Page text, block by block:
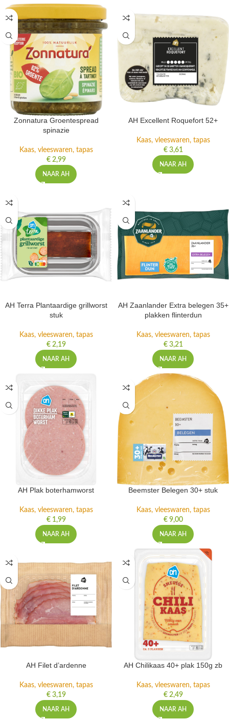
Zonnatura Groentespread
spinazie
Kaas, vleeswaren, tapas
€2,99
NAAR AH
AH Excellent Roquefort 52+
Kaas, vleeswaren, tapas
€3,61
NAAR AH
AH Terra Plantaardige grillworst
stuk
Kaas, vleeswaren, tapas
€2,19
NAAR AH
AH Zaanlander Extra belegen 35+
plakken flinterdun
Kaas, vleeswaren, tapas
€3,21
NAAR AH
AH Plak boterhamworst
Kaas, vleeswaren, tapas
€1,99
NAAR AH
Beemster Belegen 30+ stuk
Kaas, vleeswaren, tapas
€9,00
NAAR AH
AH Filet d’ardenne
Kaas, vleeswaren, tapas
€3,19
NAAR AH
AH Chilikaas 40+ plak 150g zb
Kaas, vleeswaren, tapas
€2,49
NAAR AH